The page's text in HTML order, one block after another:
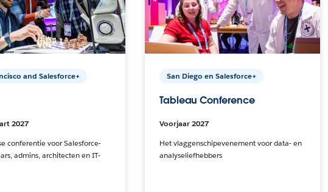
and Salesforce+
2027
conferentie voor Salesforce-
admins, architecten en IT-
San Diego en Salesforce+
Tableau Conference
Voorjaar 2027
Het vlaggenschipevenement voor data- en
analyseliefhebbers